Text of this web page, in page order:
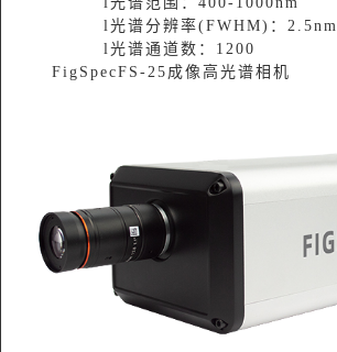
l光谱分辨率(FWHM)：2.5nm
l光谱通道数：1200
FigSpecFS-25成像高光谱相机